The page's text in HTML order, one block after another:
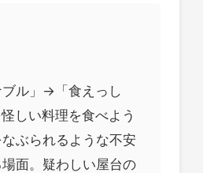
ブル」→「食えっし
しい料理を食べよう
ぶられるような不安
面。疑わしい屋台の